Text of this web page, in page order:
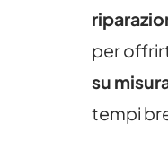
per
su
tempi